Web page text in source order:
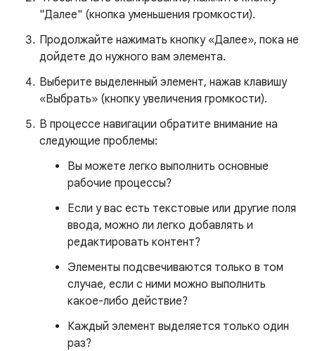
"Далее" (кнопка уменьшения громкости).
Продолжайте нажимать кнопку «Далее», пока не
дойдете до нужного вам элемента.
Выберите выделенный элемент, нажав клавишу
«Выбрать» (кнопку увеличения громкости).
В процессе навигации обратите внимание на
следующие проблемы:
Вы можете легко выполнить основные
рабочие процессы?
Если у вас есть текстовые или другие поля
ввода, можно ли легко добавлять и
редактировать контент?
Элементы подсвечиваются только в том
случае, если с ними можно выполнить
какое-либо действие?
Каждый элемент выделяется только один
раз?